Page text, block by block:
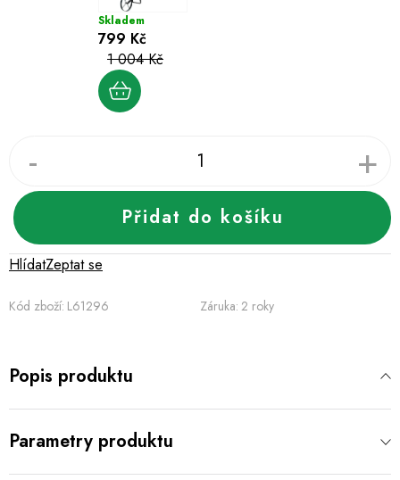
Skladem
799 Kč
1 004 Kč
Přidat do košíku
Kód zboží: L61296 Záruka: 2 roky
Zeptat se
Hlídat
Popis produktu
Parametry produktu